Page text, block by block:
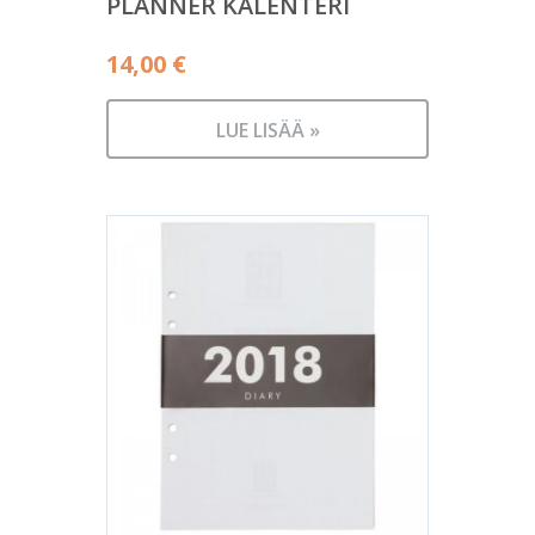
14,00 €
LUE LISÄÄ »